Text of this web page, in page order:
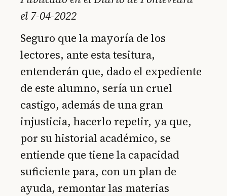
el 7-04-2022
Seguro que la mayoría de los
lectores, ante esta tesitura,
entenderán que, dado el expediente
de este alumno, sería un cruel
castigo, además de una gran
injusticia, hacerlo repetir, ya que,
por su historial académico, se
entiende que tiene la capacidad
suficiente para, con un plan de
ayuda, remontar las materias